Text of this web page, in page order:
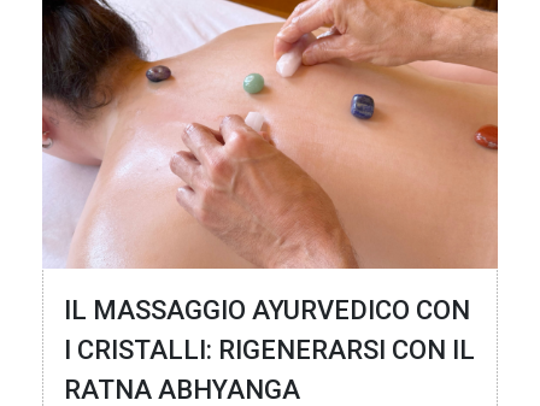
IL MASSAGGIO AYURVEDICO CON
I CRISTALLI: RIGENERARSI CON IL
RATNA ABHYANGA